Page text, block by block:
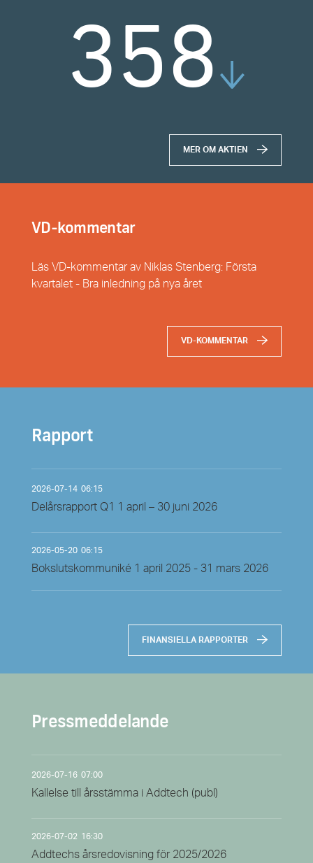
358
MER OM AKTIEN
VD-kommentar
Läs VD-kommentar av Niklas Stenberg: Första
kvartalet - Bra inledning på nya året
VD-KOMMENTAR
Rapport
2026-07-14 06:15
Delårsrapport Q1 1 april – 30 juni 2026
2026-05-20 06:15
Bokslutskommuniké 1 april 2025 - 31 mars 2026
FINANSIELLA RAPPORTER
Pressmeddelande
2026-07-16 07:00
Kallelse till årsstämma i Addtech (publ)
2026-07-02 16:30
Addtechs årsredovisning för 2025/2026